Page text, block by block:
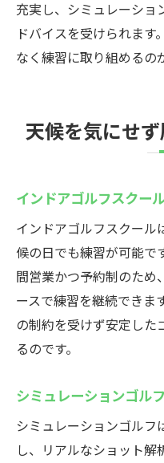
充実し、シミュレーショ
ドバイスを受けられま
なく練習に取り組めるの
天候を気にせ
インドアゴルフスクー
インドアゴルフスクール
候の日でも練習が可能で
間営業かつ予約制のため
ースで練習を継続できま
の制約を受けず安定した
るのです。
シミュレーションゴル
シミュレーションゴルフ
し、リアルなショット解